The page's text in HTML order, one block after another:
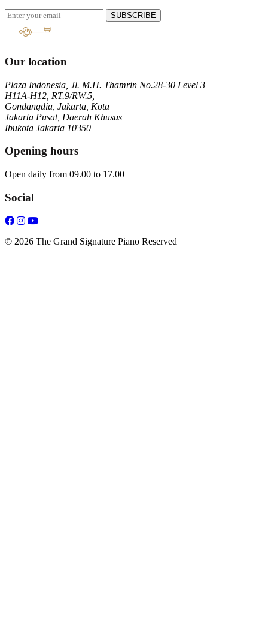
SUBSCRIBE
Our location
Plaza Indonesia, Jl. M.H. Thamrin No.28-30 Level 3
H11A-H12, RT.9/RW.5,
Gondangdia, Jakarta, Kota
Jakarta Pusat, Daerah Khusus
Ibukota Jakarta 10350
Opening hours
Open daily from 09.00 to 17.00
Social
© 2026 The Grand Signature Piano Reserved